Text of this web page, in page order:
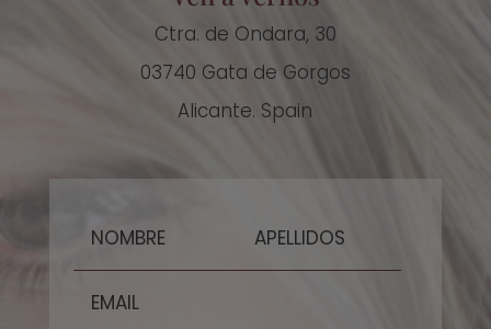
Ctra. de Ondara, 30
03740 Gata de Gorgos
Alicante. Spain